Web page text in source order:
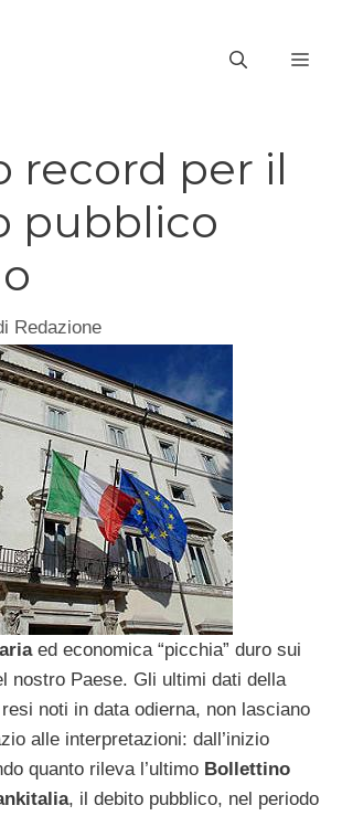
record per il
pubblico
Redazione
ed economica “picchia” duro sui
nostro Paese. Gli ultimi dati della
noti in data odierna, non lasciano
alle interpretazioni: dall’inizio
quanto rileva l’ultimo Bollettino
, il debito pubblico, nel periodo